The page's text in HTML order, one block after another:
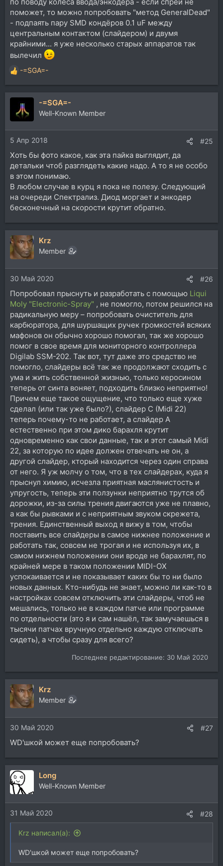
поможет, то можно попробовать "метод GeneralDead"
- подпаять пару SMD кондёров 0.1 uF между
центральным контактом (слайдером) и двумя
крайними... я уже несколько старых аппаратов так
вылечил
Р
е
а
и
и
:
-=SGA=-
-=SGA=-
Well-Known Member
5 Апр 2018 #25
Хоть бы фото какое, как эта пайка выглядит, да
детальки чтоб разглядеть какие надо. А то я не особо
в этом понимаю.
В любом случае в курц я пока не полезу. Следующий
на очереди Спектрализ. Диод моргает и энкодер
бесконечный на скорости крутит обратно.
Krz
Member
30 Май 2020 #26
Попробовал прыснуть и разработать с помощью Liqui
Moly "Electronic-Spray" , не помогло, потом решился на
радикальную меру – попробовать очиститель для
карбюратора, для шуршащих ручек громкостей всяких
мафонов он обычно хорошо помогал, так же хорошо
помог в свое время для мониторного контроллера
Digilab SSM-202. Так вот, тут даже это средство не
помогло, слайдеры всё так же продолжают сходить с
ума и жить собственной жизнью, только керосином
теперь от синта воняет, подходить близко неприятно!
Причем еще такое ощущение, что только еще хуже
сделал (или так уже было?), слайдер С (Midi 22)
теперь почему-то не работает, а слайдер A
естественно при этом дико барахля крутит
одновременно как свои данные, так и этот самый Midi
22, за которую по идее должен отвечать не он, а
другой слайдер, кторый находится через один справа
от него. Я уж молчу о том, что в тех слайдерах, куда я
прыснул химию, исчезла приятная маслянистость и
упругость, теперь эти ползунки неприятно трутся об
дорожки, из-за силы трения двигаются уже не плавно,
а как бы рывками и с неприятным звуком скрежета,
трения. Единственный выход я вижу в том, чтобы
поставить все слайдеры в самое нижнее положение и
работать так, совсем не трогая и не используя их, в
самом нижнем положении они вроде не барахлят, по
крайней мере в таком положении MIDI-OX
успокаивается и не показывает каких бы то ни было
новых данных. Кто-нибудь не знает, можно ли как-то в
настройках совсем отключить эти слайдеры, чтоб не
мешались, только не в каждом патче или программе
по отдельности (это я и сам нашёл, так замучаешься в
тысячи патчах вручную отдельно каждую отключать
сидеть), а чтобы сразу для всего?
Последнее редактирование: 30 Май 2020
Krz
Member
30 Май 2020 #27
WD'шкой может еще попробовать?
Long
Well-Known Member
31 Май 2020 #28
Krz написал(а):
WD'шкой может еще попробовать?